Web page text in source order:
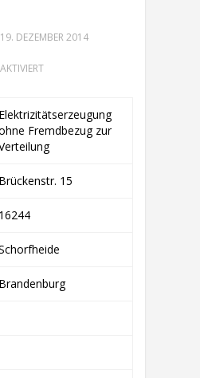
19. DEZEMBER 2014
FÜR
3
BETRIEBS
GMBH
&
KG
Elektrizitätserzeugung
Fremdbezug zur
Brückenstr. 15
16244
Brandenburg